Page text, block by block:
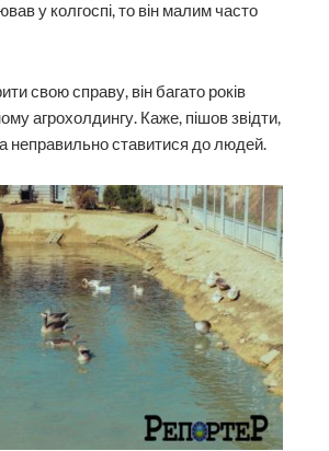
у колгоспі, то він малим часто
свою справу, він багато років
агрохолдингу. Каже, пішов звідти,
неправильно ставитися до людей.